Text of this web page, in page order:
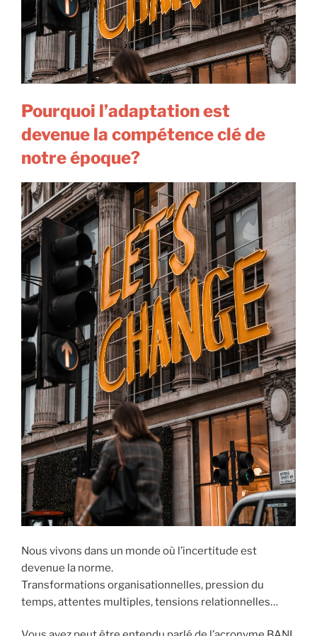
Pourquoi l’adaptation est
devenue la compétence clé de
notre époque?
Nous vivons dans un monde où l’incertitude est
devenue la norme.
Transformations organisationnelles, pression du
temps, attentes multiples, tensions relationnelles…